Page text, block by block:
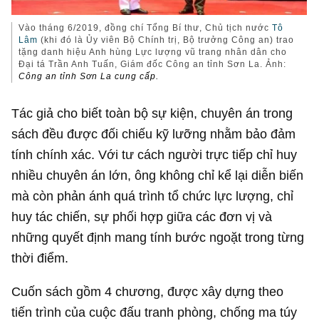
Vào tháng 6/2019, đồng chí Tổng Bí thư, Chủ tịch nướcTô
Lâm (khi đó là Ủy viên Bộ Chính trị, Bộ trưởng Công an) trao
tặng danh hiệu Anh hùng Lực lượng vũ trang nhân dân cho
Đại tá Trần Anh Tuấn, Giám đốc Công an tỉnh Sơn La. Ảnh:
Công an tỉnh Sơn La cung cấp.
Tác giả cho biết toàn bộ sự kiện, chuyên án trong
sách đều được đối chiếu kỹ lưỡng nhằm bảo đảm
tính chính xác. Với tư cách người trực tiếp chỉ huy
nhiều chuyên án lớn, ông không chỉ kể lại diễn biến
mà còn phản ánh quá trình tổ chức lực lượng, chỉ
huy tác chiến, sự phối hợp giữa các đơn vị và
những quyết định mang tính bước ngoặt trong từng
thời điểm.
Cuốn sách gồm 4 chương, được xây dựng theo
tiến trình của cuộc đấu tranh phòng, chống ma túy